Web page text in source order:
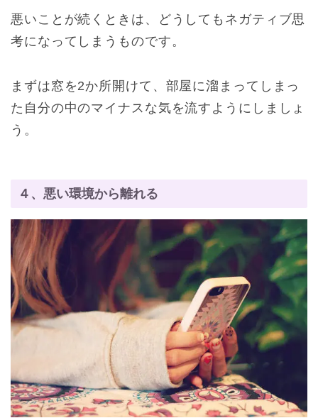
悪いことが続くときは、どうしてもネガティブ思
考になってしまうものです。
まずは窓を2か所開けて、部屋に溜まってしまっ
た自分の中のマイナスな気を流すようにしましょ
う。
４、悪い環境から離れる